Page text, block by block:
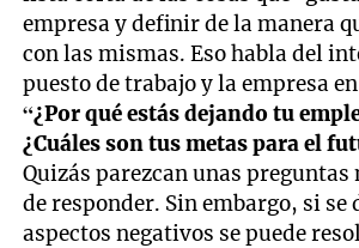
empresa y definir de la manera
con las mismas. Eso habla del
puesto de trabajo y la empresa
“¿Por qué estás dejando tu
¿Cuáles son tus metas para el
Quizás parezcan unas
de responder. Sin embargo, si se
aspectos negativos se puede